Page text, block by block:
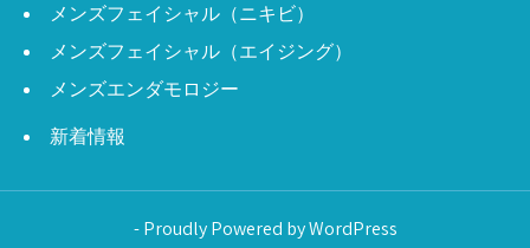
メンズフェイシャル（ニキビ）
メンズフェイシャル（エイジング）
メンズエンダモロジー
新着情報
- Proudly Powered by WordPress